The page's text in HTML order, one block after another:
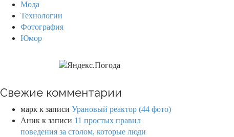
Мода
Технологии
Фотография
Юмор
Свежие комментарии
марк к записи Урановый реактор (44 фото)
Аник к записи 11 простых правил
поведения за столом, которые люди